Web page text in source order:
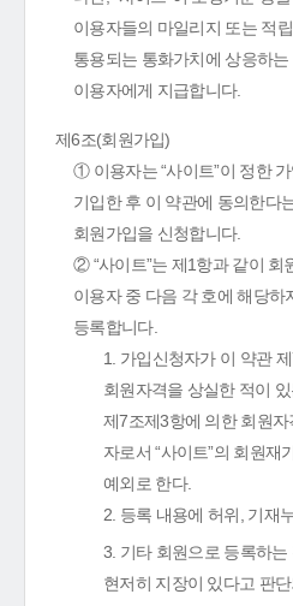
이용자들의 마일리지 또는 적
통용되는 통화가치에 상응하
이용자에게 지급합니다.
제6조(회원가입)
① 이용자는 “사이트”이 정한
기입한 후 이 약관에 동의한다
회원가입을 신청합니다.
② “사이트”는 제1항과 같이 회
이용자 중 다음 각 호에 해당하
등록합니다.
1. 가입신청자가 이 약관
회원자격을 상실한 적이
제7조제3항에 의한 회원
자로서 “사이트”의 회원재
예외로 한다.
2. 등록 내용에 허위, 기재
3. 기타 회원으로 등록하는
현저히 지장이 있다고 판